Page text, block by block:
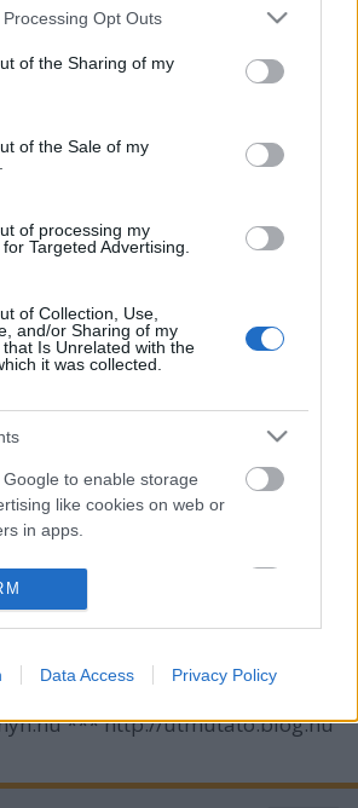
website/app uses one or more Google
or usage behaviour. You may click to
to Google and its third-party tags to
specified purposes in below Google
Opt Outs
of the Sharing of my
of the Sale of my
of processing my
Targeted Advertising.
of Collection, Use,
and/or Sharing of my
Is Unrelated with the
it was collected.
to enable storage
like cookies on web or
in apps.
my user data to be sent to
advertising purposes.
to enable storage
in apps.
Data Access Privacy Policy
a felhőt. Térj meg
megváltottalak!"
26.
*
3*Protestáns-
www.garainyh.hu ***
***
***…
"Az ÚR, az ÚR
Isten!
szeretete és hűsége
3 *Protestáns*Károli*Katolikus*
*** http://utmutato.blog.hu